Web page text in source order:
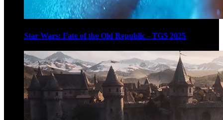
Star Wars: Fate of the Old Republic - TGS 2025